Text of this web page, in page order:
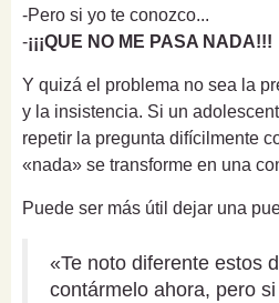
-Pero si yo te conozco...
-¡¡¡QUE NO ME PASA NADA!!!
Y quizá el problema no sea la
y la insistencia. Si un
repetir la pregunta difícilmente
«nada» se transforme en una
Puede ser más útil dejar una
«Te noto diferente estos
contármelo ahora, pero